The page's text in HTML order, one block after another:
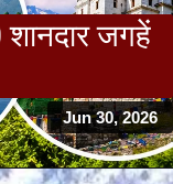
Jun 30, 2026
जगहें